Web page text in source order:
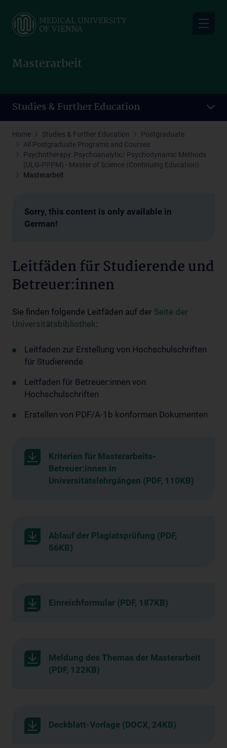
main
Masterarbeit
Studies & Further Education
Home Studies & Further Education
Postgraduate
All Postgraduate Programs and Courses
Psychotherapy: Psychoanalytic/ Psychodynamic Methods
(ULG-PPPM) - Master of Science (Continuing Education)
Masterarbeit
Sorry, this content is only available in
German!
Leitfäden für Studierende und
Betreuer:innen
Sie finden folgende Leitfäden auf der Seite der
Universitätsbibliothek:
Leitfaden zur Erstellung von Hochschulschriften
für Studierende
Leitfaden für Betreuer:innen von
Hochschulschriften
Erstellen von PDF/A-1b konformen Dokumenten
Kriterien für Masterarbeits-
Betreuer:innen in
Universitätslehrgängen (PDF, 110KB)
Ablauf der Plagiatsprüfung (PDF,
56KB)
Einreichformular (PDF, 187KB)
Meldung des Themas der Masterarbeit
(PDF, 122KB)
Deckblatt-Vorlage (DOCX, 24KB)